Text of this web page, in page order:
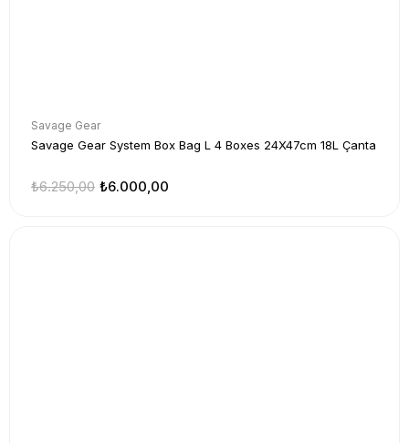
Savage Gear
Savage Gear System Box Bag L 4 Boxes 24X47cm 18L Çanta
₺6.000,00
₺6.250,00